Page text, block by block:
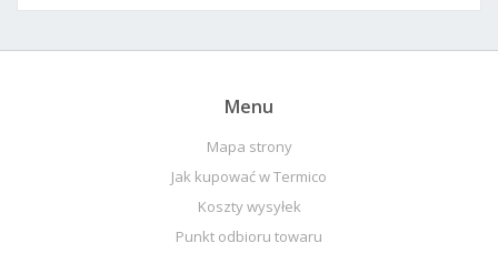
Menu
Mapa strony
Jak kupować w Termico
Koszty wysyłek
Punkt odbioru towaru